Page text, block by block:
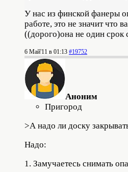
У нас из финской фанеры
работе, это не значит что
((дорого)она не один срок
6 Май'11 в 01:13 #19752
Аноним
Пригород
>А надо ли доску
Надо:
1. Замучаетесь снимать